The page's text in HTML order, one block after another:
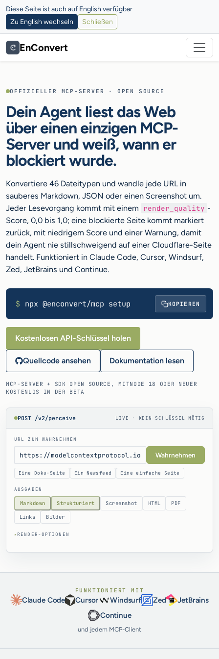
Diese Seite ist auch auf English verfügbar
Zu English wechseln
Schließen
EnConvert
OFFIZIELLER MCP-SERVER · OPEN SOURCE
Dein Agent liest das Web
über einen einzigen MCP-
Server und weiß, wann er
blockiert wurde.
Konvertiere 46 Dateitypen und wandle jede URL in
sauberes Markdown, JSON oder einen Screenshot um.
Jeder Lesevorgang kommt mit einem render_quality -
Score, 0,0 bis 1,0; eine blockierte Seite kommt markiert
zurück, mit niedrigem Score und einer Warnung, damit
dein Agent nie stillschweigend auf einer Cloudflare-Seite
handelt. Funktioniert in Claude Code, Cursor, Windsurf,
Zed, JetBrains und Continue.
$ npx @enconvert/mcp setup KOPIEREN
Kostenlosen API-Schlüssel holen
Quellcode ansehen Dokumentation lesen
MCP-SERVER + SDK OPEN SOURCE, MITNODE 18 ODER NEUER
KOSTENLOS IN DER BETA
POST /v2/perceive LIVE · KEIN SCHLÜSSEL NÖTIG
URL ZUM WAHRNEHMEN
Wahrnehmen
Eine Doku-Seite Ein Newsfeed Eine einfache Seite
AUSGABEN
Markdown Strukturiert Screenshot HTML
PDF
Links
Bilder
▸RENDER-OPTIONEN
FUNKTIONIERT MIT
Claude Code Cursor Windsurf Zed
JetBrains
Continue
und jedem MCP-Client